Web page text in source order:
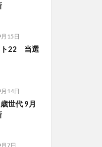
15日
ト22 当選
14日
世代 9月
7日